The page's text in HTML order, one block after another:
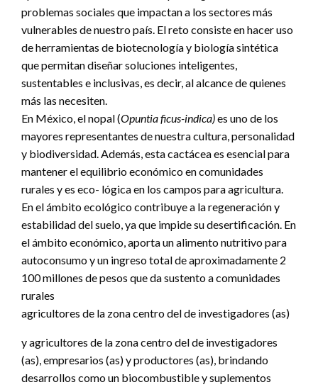
problemas sociales que impactan a los sectores más
vulnerables de nuestro país. El reto consiste en hacer uso
de herramientas de biotecnología y biología sintética
que permitan diseñar soluciones inteligentes,
sustentables e inclusivas, es decir, al alcance de quienes
más las necesiten.
En México, el nopal (Opuntia ficus-indica)es uno de los
mayores representantes de nuestra cultura, personalidad
y biodiversidad. Además, esta cactácea es esencial para
mantener el equilibrio económico en comunidades
rurales y es eco- lógica en los campos para agricultura.
En el ámbito ecológico contribuye a la regeneración y
estabilidad del suelo, ya que impide su desertificación. En
el ámbito económico, aporta un alimento nutritivo para
autoconsumo y un ingreso total de aproximadamente 2
100 millones de pesos que da sustento a comunidades
rurales
agricultores de la zona centro del de investigadores (as)
y agricultores de la zona centro del de investigadores
(as), empresarios (as) y productores (as), brindando
desarrollos como un biocombustible y suplementos